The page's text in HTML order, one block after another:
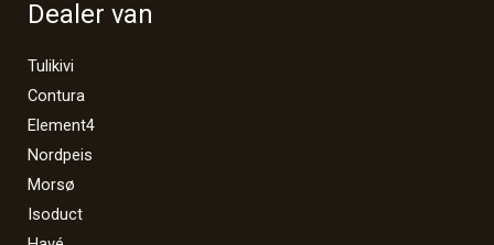
Dealer van
Tulikivi
Contura
Element4
Nordpeis
Morsø
Isoduct